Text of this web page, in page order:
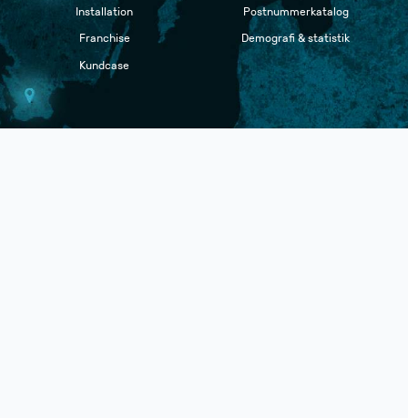
Installation
Franchise
Kundcase
Postnummerkatalog
Demografi & statistik